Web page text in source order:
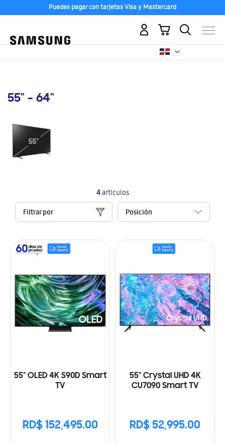
Puedes pagar con tarjetas Visa y Mastercard
Mi carrito
55" - 64"
4artículos
Filtrar por
55" OLED 4K S90D Smart
TV
RD$ 152,495.00
55" Crystal UHD 4K
CU7090 Smart TV
RD$ 52,995.00